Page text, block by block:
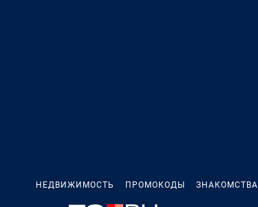
НЕДВИЖИМОСТЬ ПРОМОКОДЫ ЗНАКОМСТВА